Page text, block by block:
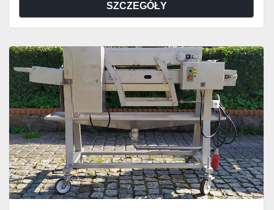
SZCZEGÓŁY